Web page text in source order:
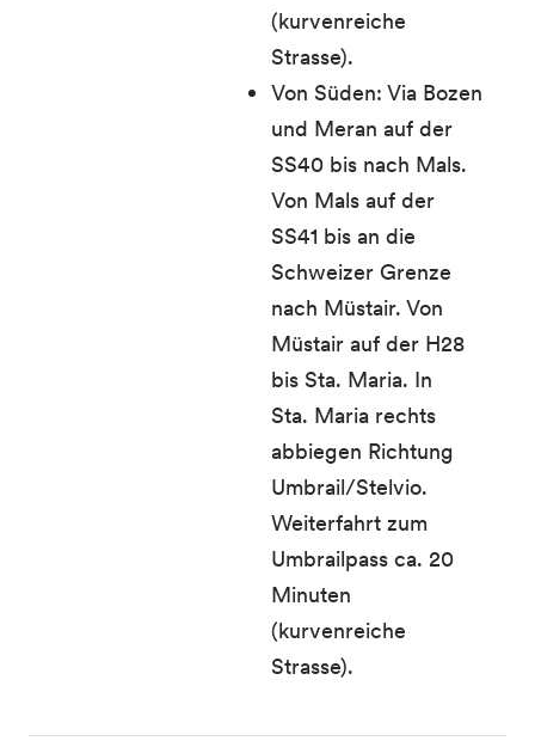
(kurvenreiche
Strasse).
Von Süden: Via Bozen
und Meran auf der
SS40 bis nach Mals.
Von Mals auf der
SS41 bis an die
Schweizer Grenze
nach Müstair. Von
Müstair auf der H28
bis Sta. Maria. In
Sta. Maria rechts
abbiegen Richtung
Umbrail/Stelvio.
Weiterfahrt zum
Umbrailpass ca. 20
Minuten
(kurvenreiche
Strasse).